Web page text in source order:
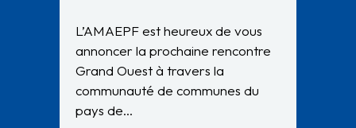
L’AMAEPF est heureux de vous
annoncer la prochaine rencontre
Grand Ouest à travers la
communauté de communes du
pays de…